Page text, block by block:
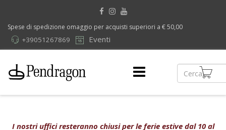
Spese di spedizione omaggio per acquisti superiori a € 50,00
Eventi
+39051267869
I nostri uffici resteranno chiusi per le ferie estive dal 10 al